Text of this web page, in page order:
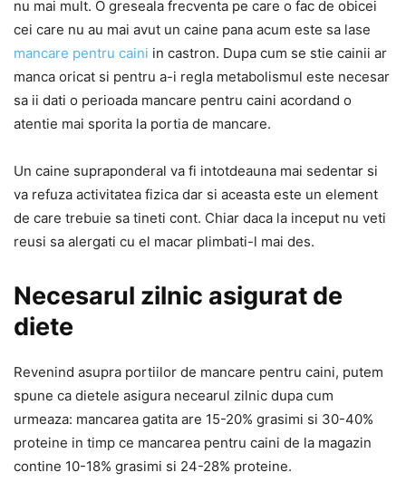
nu mai mult. O greseala frecventa pe care o fac de obicei
cei care nu au mai avut un caine pana acum este sa lase
mancare pentru caini in castron. Dupa cum se stie cainii ar
manca oricat si pentru a-i regla metabolismul este necesar
sa ii dati o perioada mancare pentru caini acordand o
atentie mai sporita la portia de mancare.
Un caine supraponderal va fi intotdeauna mai sedentar si
va refuza activitatea fizica dar si aceasta este un element
de care trebuie sa tineti cont. Chiar daca la inceput nu veti
reusi sa alergati cu el macar plimbati-l mai des.
Necesarul zilnic asigurat de
diete
Revenind asupra portiilor de mancare pentru caini, putem
spune ca dietele asigura necearul zilnic dupa cum
urmeaza: mancarea gatita are 15-20% grasimi si 30-40%
proteine in timp ce mancarea pentru caini de la magazin
contine 10-18% grasimi si 24-28% proteine.